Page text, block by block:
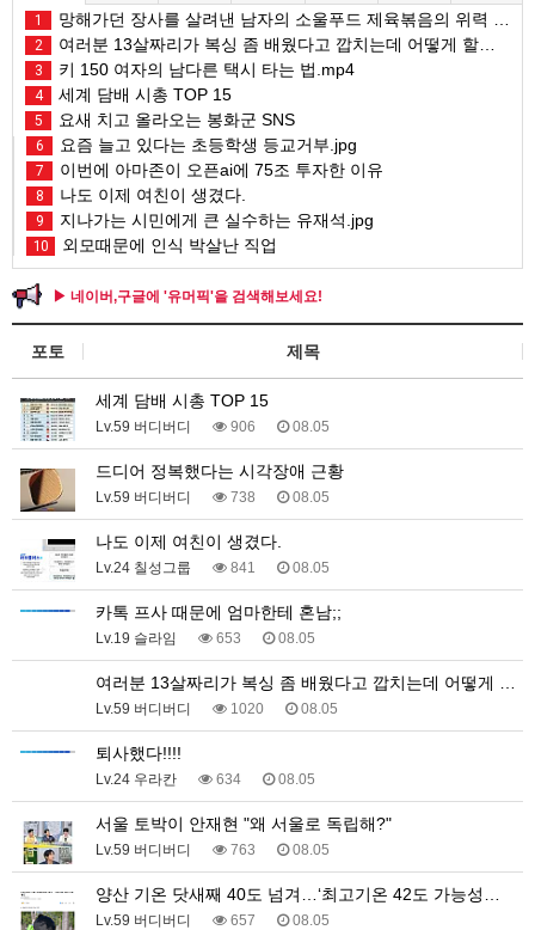
1 망해가던 장사를 살려낸 남자의 소울푸드 제육볶음의 위력 ㅋㅋ
2 여러분 13살짜리가 복싱 좀 배웠다고 깝치는데 어떻게 할까요?
3 키 150 여자의 남다른 택시 타는 법.mp4
4 세계 담배 시총 TOP 15
5 요새 치고 올라오는 봉화군 SNS
6 요즘 늘고 있다는 초등학생 등교거부.jpg
7 이번에 아마존이 오픈ai에 75조 투자한 이유
8 나도 이제 여친이 생겼다.
9 지나가는 시민에게 큰 실수하는 유재석.jpg
10 외모때문에 인식 박살난 직업
▶ 네이버,구글에 '유머픽'을 검색해보세요!
포토 제목
세계 담배 시총 TOP 15
Lv.59 버디버디 906 08.05
드디어 정복했다는 시각장애 근황
Lv.59 버디버디 738 08.05
나도 이제 여친이 생겼다.
Lv.24 칠성그룹 841 08.05
카톡 프사 때문에 엄마한테 혼남;;
Lv.19 슬라임 653 08.05
여러분 13살짜리가 복싱 좀 배웠다고 깝치는데 어떻게 …
Lv.59 버디버디 1020 08.05
퇴사했다!!!!
Lv.24 우라칸 634 08.05
서울 토박이 안재현 "왜 서울로 독립해?"
Lv.59 버디버디 763 08.05
양산 기온 닷새째 40도 넘겨…‘최고기온 42도 가능성…
Lv.59 버디버디 657 08.05